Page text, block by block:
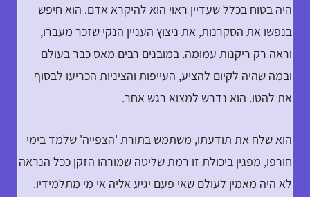
היה בטוח בכלל שעדיין ראוי הוא להיקרא אדם. הוא חיפש
בנפשו את הסקרנות, את ניצוץ העניין הנקי שזכר מעברו,
וראה רק ריקנות עמומה. במובנים רבים מאס כבר בעולם
ובמה שהיה לקיום להציע, העייפות והציניות הכריעו לבסוף
את להטו. הוא נדרש למצוא רגש אחר.
הוא שלח את תודעתו, משתמש בתורת 'הצפייה' שלמד בימי
חורפו, מפגין ביכולת זו רמת שליטה שמורהו הזקן ככל הנראה
לא היה מאמין לעולם שאי פעם יגיע אליה אי מי מתלמידיו.